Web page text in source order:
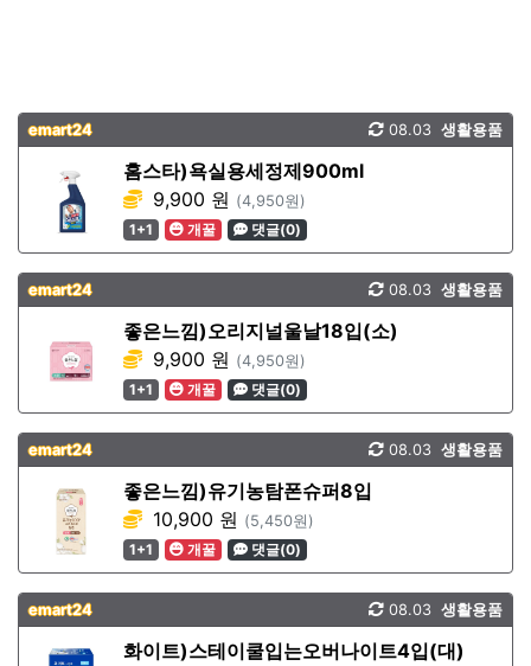
emart24 생활용품
08.03
홈스타)욕실용세정제900ml
9,900 원 (4,950원)
1+1
개꿀 댓글(0)
emart24 생활용품
08.03
좋은느낌)오리지널울날18입(소)
9,900 원 (4,950원)
1+1
개꿀 댓글(0)
emart24 생활용품
08.03
좋은느낌)유기농탐폰슈퍼8입
10,900 원 (5,450원)
1+1
개꿀 댓글(0)
emart24 생활용품
08.03
화이트)스테이쿨입는오버나이트4입(대)